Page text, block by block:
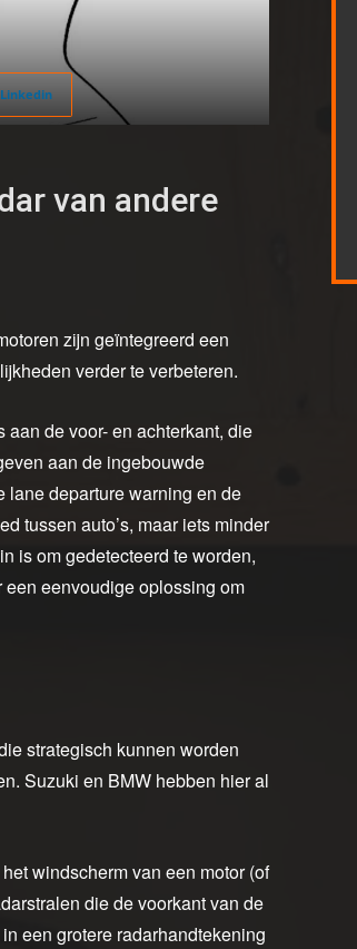
Linkedin
van andere
zijn geïntegreerd een
verder te verbeteren.
aan de voor- en achterkant, die
aan de ingebouwde
lane departure warning en de
tussen auto’s, maar iets minder
is om gedetecteerd te worden,
eenvoudige oplossing om
strategisch kunnen worden
Suzuki en BMW hebben hier al
windscherm van een motor (of
die de voorkant van de
een grotere radarhandtekening